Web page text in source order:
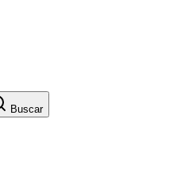
Buscar